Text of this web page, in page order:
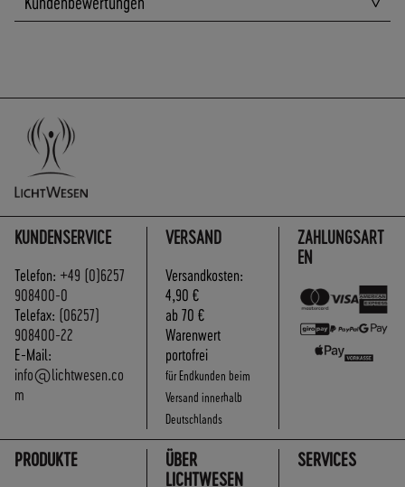
KUNDENSERVICE
Telefon: +49 (0)6257
908400-0
Telefax: (06257)
908400-22
E-Mail:
info@lichtwesen.co
m
ZAHLUNGSART
EN
VERSAND
Versandkosten:
4,90 €
ab 70 €
Warenwert
portofrei
für Endkunden beim
Versand innerhalb
Deutschlands
PRODUKTE
ÜBER
LICHTWESEN
SERVICES